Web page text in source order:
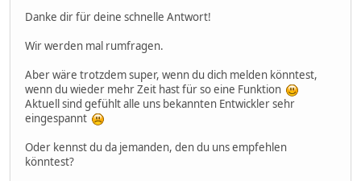
Danke dir für deine schnelle Antwort!
Wir werden mal rumfragen.
Aber wäre trotzdem super, wenn du dich melden könntest,
wenn du wieder mehr Zeit hast für so eine Funktion
Aktuell sind gefühlt alle uns bekannten Entwickler sehr
eingespannt
Oder kennst du da jemanden, den du uns empfehlen
könntest?